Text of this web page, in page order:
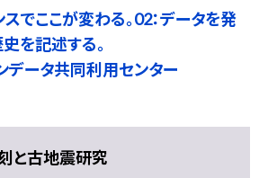
でここが変わる。02：データを発
を記述する。
データ共同利用センター
と古地震研究